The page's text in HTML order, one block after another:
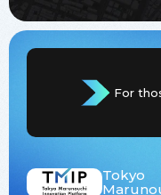
For
Tokyo